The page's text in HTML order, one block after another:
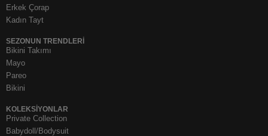
Erkek Çorap
Kadın Tayt
SEZONUN TRENDLERI
Bikini Takımı
Mayo
Pareo
Bikini
KOLEKSIYONLAR
Private Collection
Babydoll/Bodysuit